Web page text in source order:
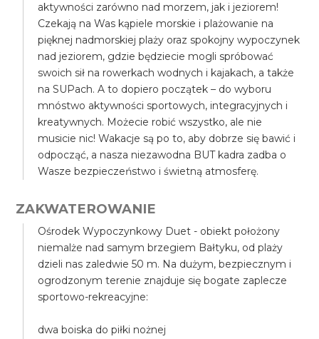
aktywności zarówno nad morzem, jak i jeziorem!
Czekają na Was kąpiele morskie i plażowanie na
pięknej nadmorskiej plaży oraz spokojny wypoczynek
nad jeziorem, gdzie będziecie mogli spróbować
swoich sił na rowerkach wodnych i kajakach, a także
na SUPach. A to dopiero początek – do wyboru
mnóstwo aktywności sportowych, integracyjnych i
kreatywnych. Możecie robić wszystko, ale nie
musicie nic! Wakacje są po to, aby dobrze się bawić i
odpocząć, a nasza niezawodna BUT kadra zadba o
Wasze bezpieczeństwo i świetną atmosferę.
ZAKWATEROWANIE
Ośrodek Wypoczynkowy Duet - obiekt położony
niemalże nad samym brzegiem Bałtyku, od plaży
dzieli nas zaledwie 50 m. Na dużym, bezpiecznym i
ogrodzonym terenie znajduje się bogate zaplecze
sportowo-rekreacyjne:
dwa boiska do piłki nożnej